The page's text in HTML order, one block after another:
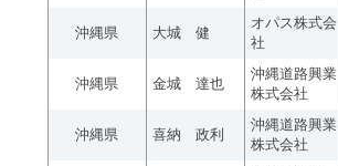
沖縄県 大城 健
オパス株式会
社
沖縄県 金城 達也
沖縄道路興業
株式会社
沖縄県 喜納 政利
沖縄道路興業
株式会社